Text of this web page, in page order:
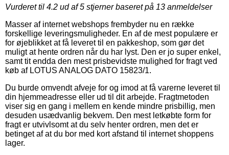
Vurderet til 4.2 ud af 5 stjerner baseret på 13 anmeldelser
Masser af internet webshops frembyder nu en række
forskellige leveringsmuligheder. En af de mest populære er
for øjeblikket at få leveret til en pakkeshop, som gør det
muligt at hente ordren når du har lyst. Den er jo super enkel,
samt tit endda den mest prisbevidste mulighed for fragt ved
køb af LOTUS ANALOG DATO 15823/1.
Du burde omvendt afveje for og imod at få varerne leveret til
din hjemmeadresse eller ud til dit arbejde. Fragtmetoden
viser sig en gang i mellem en kende mindre prisbillig, men
desuden usædvanlig bekvem. Den mest letkøbte form for
fragt er utvivlsomt at du selv henter ordren, men det er
betinget af at du bor med kort afstand til internet shoppens
lager.